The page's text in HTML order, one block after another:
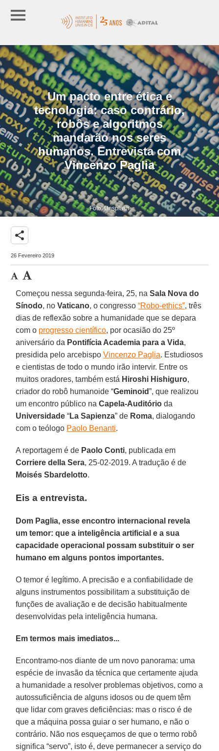
Um pacto entre ética e
tecnologia: caso contrário,
robôs e algoritmos
mandarão nos seres
humanos. Entrevista com
Vincenzo Paglia
Foto: Unsplash
share
26 Fevereiro 2019
Começou nessa segunda-feira, 25, naSala Nova do
Sínodo, noVaticano, o congresso“Robo-ethics”, três
dias de reflexão sobre a humanidade que se depara
com o progresso científico, por ocasião do 25º
aniversário da Pontifícia Academia para a Vida,
presidida pelo arcebispoVincenzo Paglia. Estudiosos
e cientistas de todo o mundo irão intervir. Entre os
muitos oradores, também está Hiroshi Hishiguro,
criador do robô humanoide “Geminoid”, que realizou
um encontro público naCapela-Auditório da
Universidade“La Sapienza” de Roma, dialogando
com o teólogo Paolo Benanti.
A reportagem é de Paolo Conti, publicada em
Corriere della Sera, 25-02-2019. A tradução é de
Moisés Sbardelotto.
Eis a entrevista.
Dom Paglia, esse encontro internacional revela
um temor: que a inteligência artificial e a sua
capacidade operacional possam substituir o ser
humano em alguns pontos importantes.
O temor é legítimo. A precisão e a confiabilidade de
alguns instrumentos possibilitam a substituição de
funções de avaliação e de decisão habitualmente
desenvolvidas pela inteligência humana.
Em termos mais imediatos...
Encontramo-nos diante de um novo panorama: uma
espécie de invasão da técnica que certamente ajuda
a humanidade a resolver problemas objetivos, como a
autossuficiência de alguns idosos ou de quem têm
que lidar com graves deficiências: mas o risco é de
que a máquina possa guiar o ser humano, e não o
contrário. Não nos esqueçamos de que o termo robô
significa “servo”, isto é, deve permanecer a serviço do